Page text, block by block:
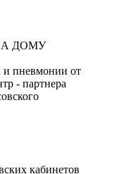
ДОМУ
и пневмонии от
- партнера
кабинетов